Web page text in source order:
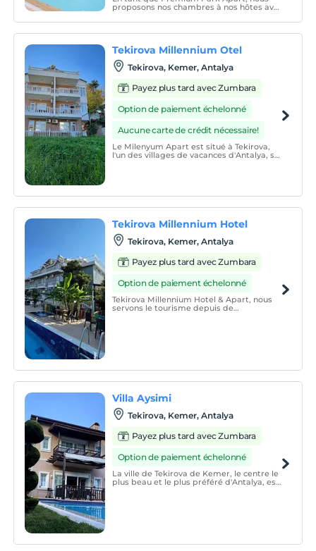
proposons nos chambres à nos hôtes avec
maison, tant en termes de convivialité que
de confort, sans compromettre votre
avec tous les éq
Tekirova Millennium Otel
Tekirova, Kemer, Antalya
Payez plus tard avec Zumbara
Option de paiement échelonné
Aucune carte de crédit nécessaire!
Le Milenyum Apart est situé à Tekirova,
l'un des villages de vacances d'Antalya, sur
Tekirova Millennium Hotel
Tekirova, Kemer, Antalya
Payez plus tard avec Zumbara
Option de paiement échelonné
Tekirova Millennium Hotel & Apart, nous
servons le tourisme depuis de
Villa Aysimi
Tekirova, Kemer, Antalya
Payez plus tard avec Zumbara
Option de paiement échelonné
La ville de Tekirova de Kemer, le centre le
plus beau et le plus préféré d'Antalya, est